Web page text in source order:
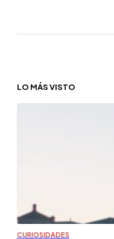
LO MÁS VISTO
CURIOSIDADES